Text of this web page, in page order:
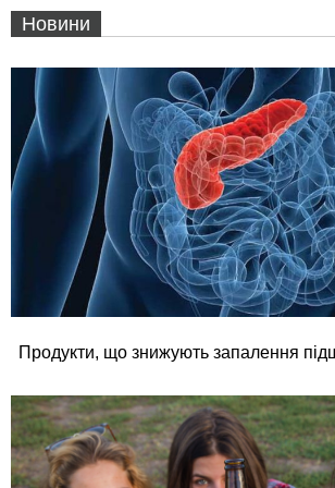
Новини
Продукти, що знижують запалення